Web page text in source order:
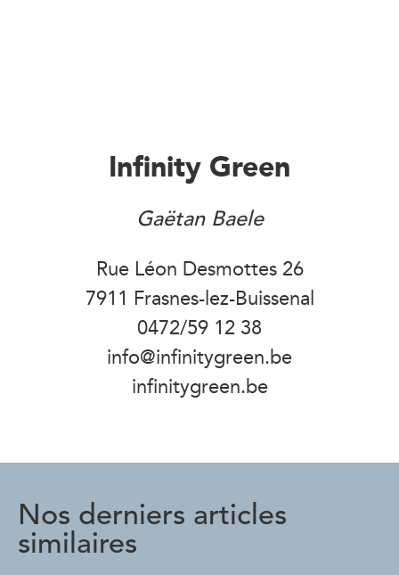
Infinity Green
Gaëtan Baele
Rue Léon Desmottes 26
7911 Frasnes-lez-Buissenal
0472/59 12 38
info@infinitygreen.be
infinitygreen.be
Nos derniers articles
similaires